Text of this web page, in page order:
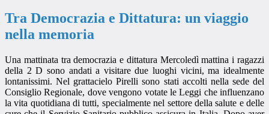
Tra Democrazia e Dittatura: un viaggio
nella memoria
Una mattinata tra democrazia e dittatura Mercoledì mattina i ragazzi
della 2 D sono andati a visitare due luoghi vicini, ma idealmente
lontanissimi. Nel grattacielo Pirelli sono stati accolti nella sede del
Consiglio Regionale, dove vengono votate le Leggi che influenzano
la vita quotidiana di tutti, specialmente nel settore della salute e delle